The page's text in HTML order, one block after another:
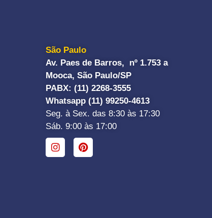
São Paulo
Av. Paes de Barros, nº 1.753 a
Mooca, São Paulo/SP
PABX: (11) 2268-3555
Whatsapp (11) 99250-4613
Seg. à Sex. das 8:30 às 17:30
Sáb. 9:00 às 17:00